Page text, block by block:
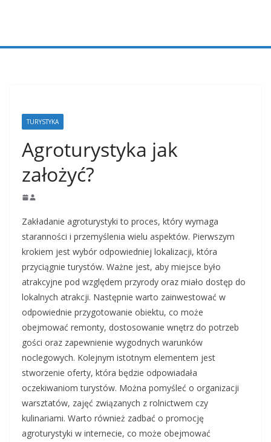
TURYSTYKA
Agroturystyka jak
założyć?
Zakładanie agroturystyki to proces, który wymaga
staranności i przemyślenia wielu aspektów. Pierwszym
krokiem jest wybór odpowiedniej lokalizacji, która
przyciągnie turystów. Ważne jest, aby miejsce było
atrakcyjne pod względem przyrody oraz miało dostęp do
lokalnych atrakcji. Następnie warto zainwestować w
odpowiednie przygotowanie obiektu, co może
obejmować remonty, dostosowanie wnętrz do potrzeb
gości oraz zapewnienie wygodnych warunków
noclegowych. Kolejnym istotnym elementem jest
stworzenie oferty, która będzie odpowiadała
oczekiwaniom turystów. Można pomyśleć o organizacji
warsztatów, zajęć związanych z rolnictwem czy
kulinariami. Warto również zadbać o promocję
agroturystyki w internecie, co może obejmować